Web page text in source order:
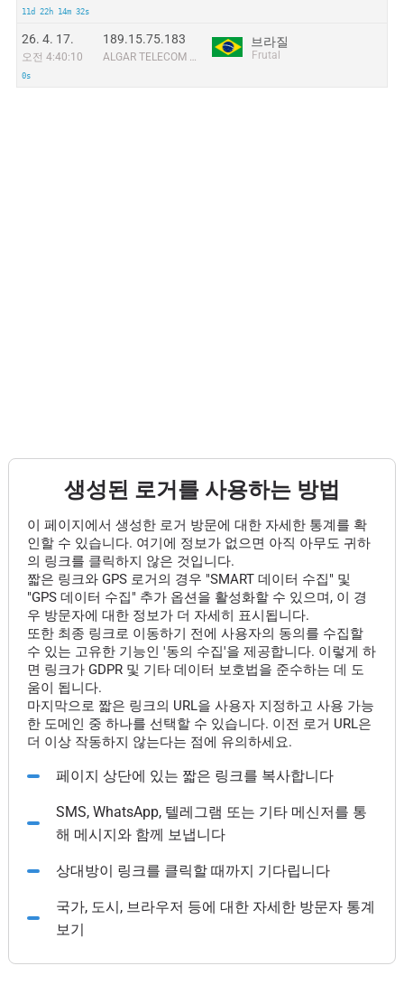
11d 22h 14m 32s
26. 4. 17.
오전 4:40:10
0s
189.15.75.183
ALGAR TELECOM S/A
브라질
Frutal
생성된 로거를 사용하는 방법
이 페이지에서 생성한 로거 방문에 대한 자세한 통계를 확
인할 수 있습니다. 여기에 정보가 없으면 아직 아무도 귀하
의 링크를 클릭하지 않은 것입니다.
짧은 링크와 GPS 로거의 경우 "SMART 데이터 수집" 및
"GPS 데이터 수집" 추가 옵션을 활성화할 수 있으며, 이 경
우 방문자에 대한 정보가 더 자세히 표시됩니다.
또한 최종 링크로 이동하기 전에 사용자의 동의를 수집할
수 있는 고유한 기능인 '동의 수집'을 제공합니다. 이렇게 하
면 링크가 GDPR 및 기타 데이터 보호법을 준수하는 데 도
움이 됩니다.
마지막으로 짧은 링크의 URL을 사용자 지정하고 사용 가능
한 도메인 중 하나를 선택할 수 있습니다. 이전 로거 URL은
더 이상 작동하지 않는다는 점에 유의하세요.
페이지 상단에 있는 짧은 링크를 복사합니다
SMS, WhatsApp, 텔레그램 또는 기타 메신저를 통
해 메시지와 함께 보냅니다
상대방이 링크를 클릭할 때까지 기다립니다
국가, 도시, 브라우저 등에 대한 자세한 방문자 통계
보기